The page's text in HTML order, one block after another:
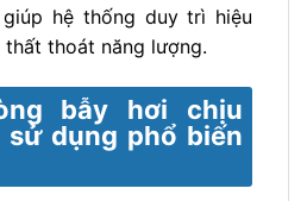
hệ thống duy trì hiệu
thất thoát năng lượng.
bẫy hơi chịu
dụng phổ biến